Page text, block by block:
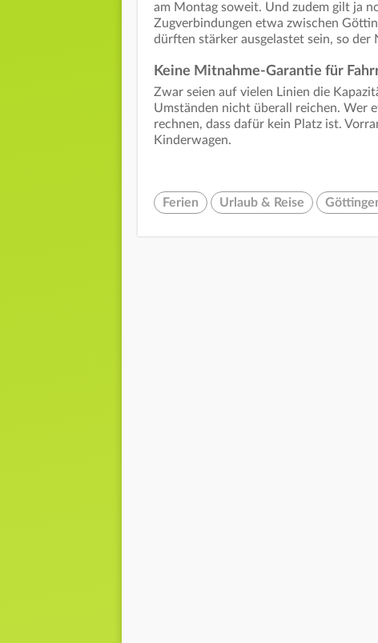
am Montag soweit. Und zudem gilt ja
Zugverbindungen etwa zwischen
dürften stärker ausgelastet sein, so der
Keine Mitnahme-Garantie für
Zwar seien auf vielen Linien die
Umständen nicht überall reichen. Wer
rechnen, dass dafür kein Platz ist.
Kinderwagen.
Ferien Urlaub & Reise